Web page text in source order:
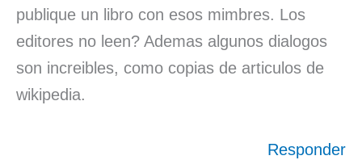
publique un libro con esos mimbres. Los
editores no leen? Ademas algunos dialogos
son increibles, como copias de articulos de
wikipedia.
Responder